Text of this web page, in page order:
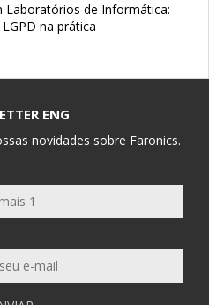
Laboratórios de Informática:
na prática
ENG
novidades sobre Faronics.